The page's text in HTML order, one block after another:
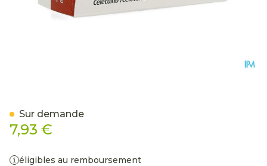
7,93 €
éligibles au remboursement
Sur demande